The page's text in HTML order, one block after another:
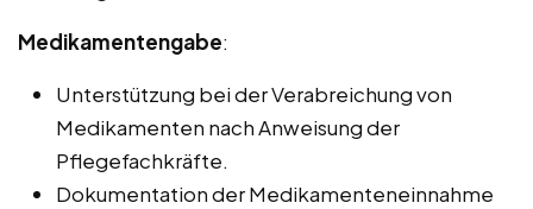
Medikamentengabe:
Unterstützung bei der Verabreichung von
Medikamenten nach Anweisung der
Pflegefachkräfte.
Dokumentation der Medikamenteneinnahme